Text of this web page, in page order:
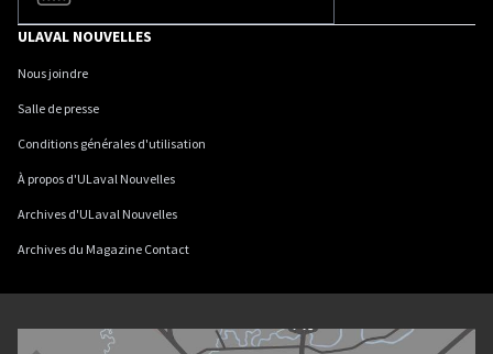
ULAVAL NOUVELLES
Nous joindre
Salle de presse
Conditions générales d'utilisation
À propos d'ULaval Nouvelles
Archives d'ULaval Nouvelles
Archives du Magazine Contact